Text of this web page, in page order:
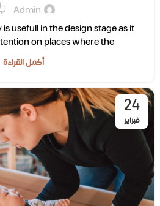
Admin
usefull in the design stage as it
on places where the ...
أكمل القراءة
24
فبراير